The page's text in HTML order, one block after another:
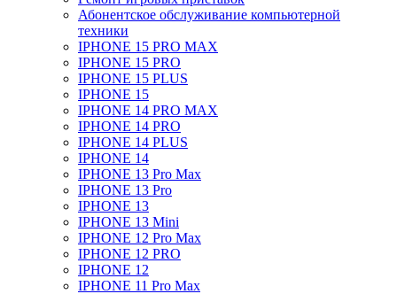
Абонентское обслуживание компьютерной
техники
IPHONE 15 PRO MAX
IPHONE 15 PRO
IPHONE 15 PLUS
IPHONE 15
IPHONE 14 PRO MAX
IPHONE 14 PRO
IPHONE 14 PLUS
IPHONE 14
IPHONE 13 Pro Max
IPHONE 13 Pro
IPHONE 13
IPHONE 13 Mini
IPHONE 12 Pro Max
IPHONE 12 PRO
IPHONE 12
IPHONE 11 Pro Max